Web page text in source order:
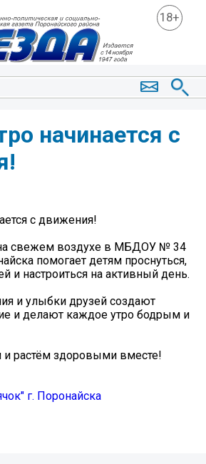
18+
начинается с
с движения!
на свежем воздухе в МБДОУ № 34
помогает детям проснуться,
и настроиться на активный день.
и улыбки друзей создают
и делают каждое утро бодрым и
и растём здоровыми вместе!
г. Поронайска